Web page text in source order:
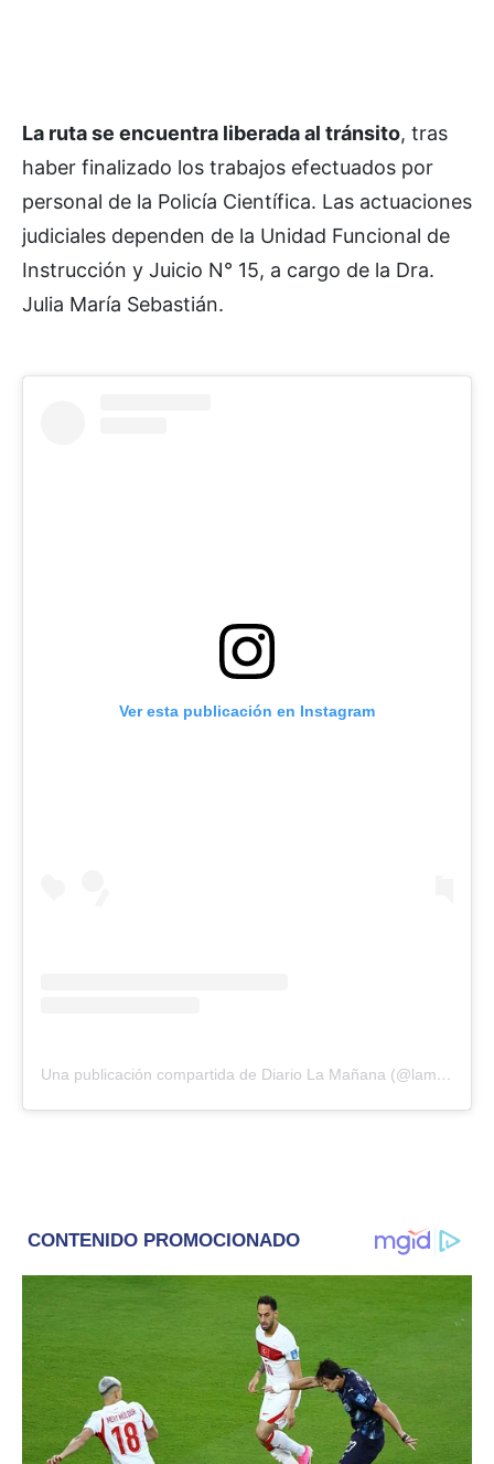
La ruta se encuentra liberada al tránsito, tras
haber finalizado los trabajos efectuados por
personal de la Policía Científica. Las actuaciones
judiciales dependen de la Unidad Funcional de
Instrucción y Juicio N° 15, a cargo de la Dra.
Julia María Sebastián.
Ver esta publicación en Instagram
Una publicación compartida de Diario La Mañana (@lamananabolivar)